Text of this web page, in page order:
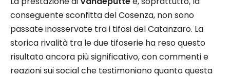
conseguente sconfitta del Cosenza, non sono
passate inosservate tra i tifosi del Catanzaro. La
storica rivalità tra le due tifoserie ha reso questo
risultato ancora più significativo, con commenti e
reazioni sui social che testimoniano quanto questa